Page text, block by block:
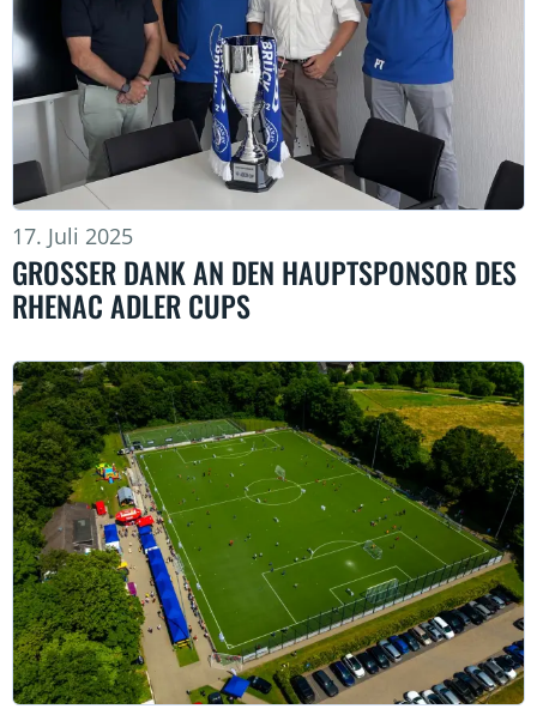
17. Juli 2025
GROSSER DANK AN DEN HAUPTSPONSOR DES R
HENAC ADLER CUPS